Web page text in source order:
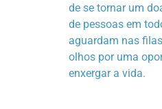
de se tornar um
de pessoas em
aguardam nas
olhos por uma
enxergar a vida.